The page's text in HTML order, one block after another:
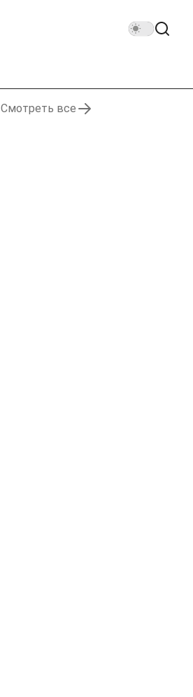
Смотреть все